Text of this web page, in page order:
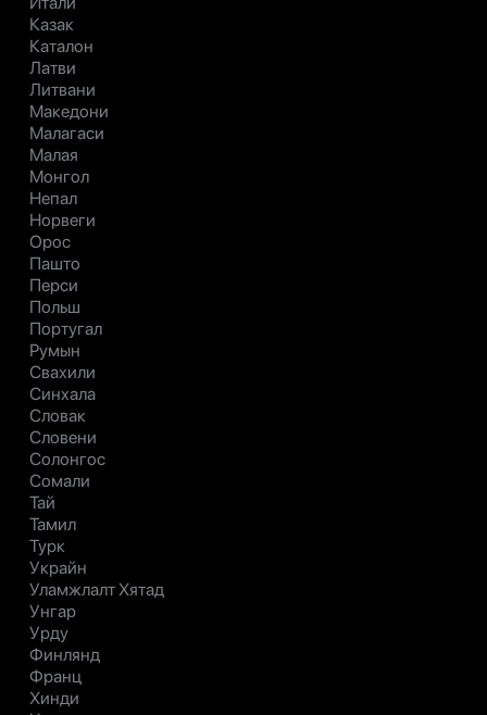
Казак
Каталон
Латви
Литвани
Македони
Малагаси
Малая
Монгол
Непал
Норвеги
Орос
Пашто
Перси
Польш
Португал
Румын
Свахили
Синхала
Словак
Словени
Солонгос
Сомали
Тай
Тамил
Турк
Украйн
Уламжлалт Хятад
Унгар
Урду
Финлянд
Франц
Хинди